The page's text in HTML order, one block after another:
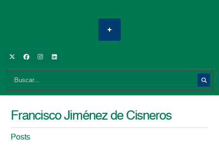
Francisco Jiménez de Cisneros
Posts